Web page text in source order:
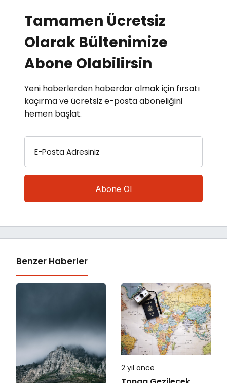
Tamamen Ücretsiz
Olarak Bültenimize
Abone Olabilirsin
Yeni haberlerden haberdar olmak için fırsatı
kaçırma ve ücretsiz e-posta aboneliğini
hemen başlat.
E-Posta Adresiniz
Benzer Haberler
2 yıl önce